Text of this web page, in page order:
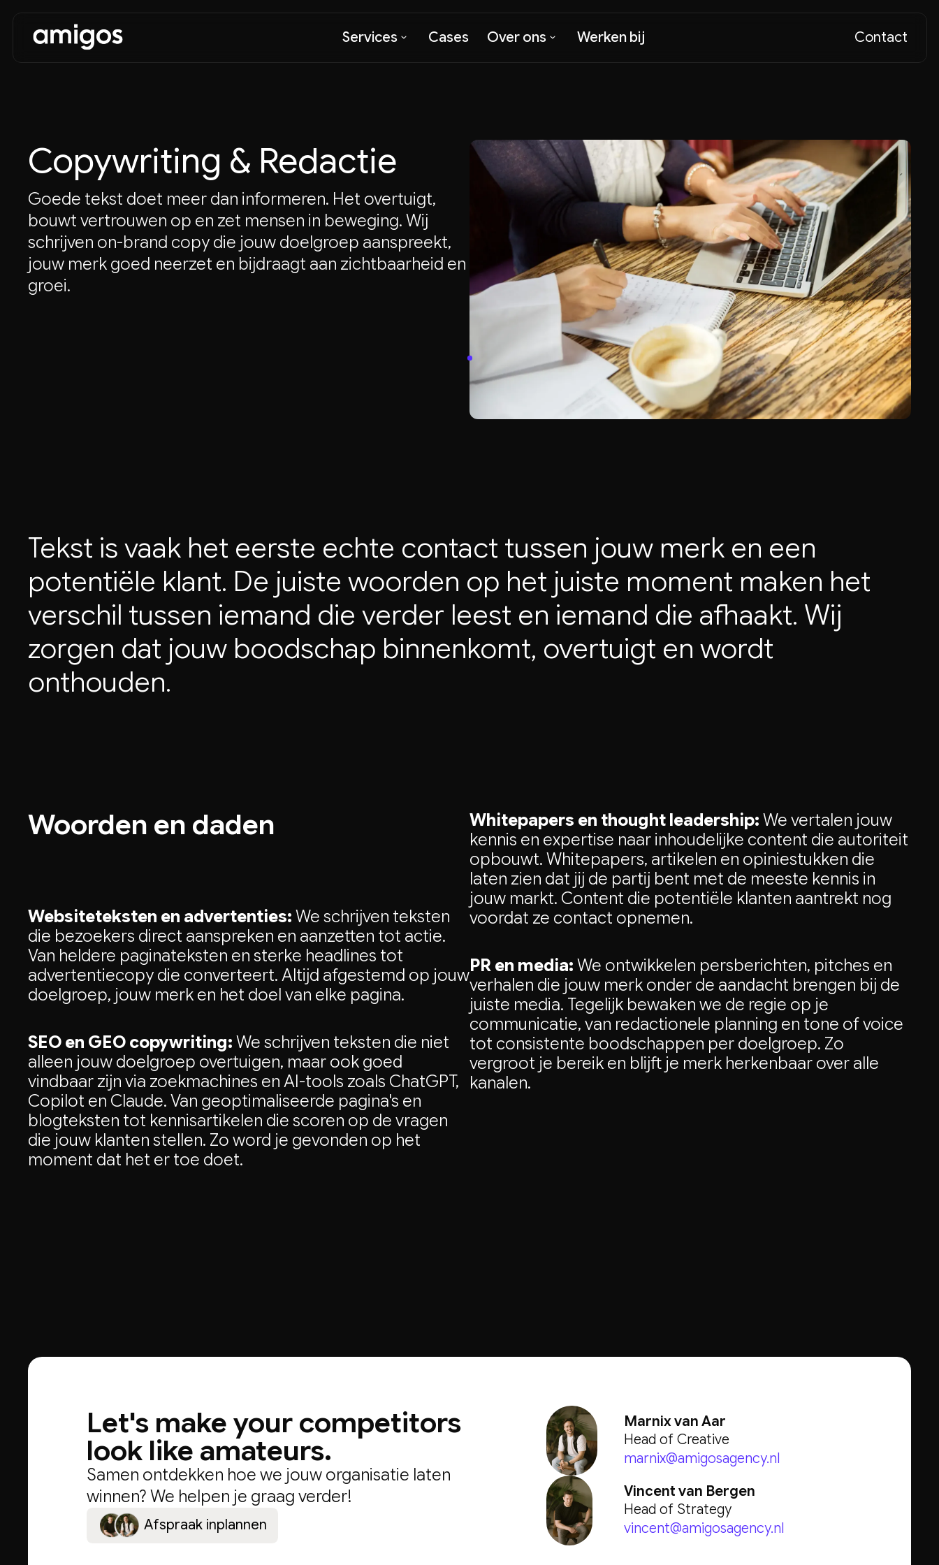
Services Cases Over ons Werken bij Contact
Copywriting & Redactie
Goede tekst doet meer dan informeren. Het overtuigt,
bouwt vertrouwen op en zet mensen in beweging. Wij
schrijven on-brand copy die jouw doelgroep aanspreekt,
jouw merk goed neerzet en bijdraagt aan zichtbaarheid en
groei.
Tekst is vaak het eerste echte contact tussen jouw merk en een
potentiële klant. De juiste woorden op het juiste moment maken het
verschil tussen iemand die verder leest en iemand die afhaakt. Wij
zorgen dat jouw boodschap binnenkomt, overtuigt en wordt
onthouden.
Woorden en daden
Websiteteksten en advertenties: We schrijven teksten
die bezoekers direct aanspreken en aanzetten tot actie.
Van heldere paginateksten en sterke headlines tot
advertentiecopy die converteert. Altijd afgestemd op jouw
doelgroep, jouw merk en het doel van elke pagina.
SEO en GEO copywriting: We schrijven teksten die niet
alleen jouw doelgroep overtuigen, maar ook goed
vindbaar zijn via zoekmachines en AI-tools zoals ChatGPT,
Copilot en Claude. Van geoptimaliseerde pagina's en
blogteksten tot kennisartikelen die scoren op de vragen
die jouw klanten stellen. Zo word je gevonden op het
moment dat het er toe doet.
Whitepapers en thought leadership: We vertalen jouw
kennis en expertise naar inhoudelijke content die autoriteit
opbouwt. Whitepapers, artikelen en opiniestukken die
laten zien dat jij de partij bent met de meeste kennis in
jouw markt. Content die potentiële klanten aantrekt nog
voordat ze contact opnemen.
PR en media: We ontwikkelen persberichten, pitches en
verhalen die jouw merk onder de aandacht brengen bij de
juiste media. Tegelijk bewaken we de regie op je
communicatie, van redactionele planning en tone of voice
tot consistente boodschappen per doelgroep. Zo
vergroot je bereik en blijft je merk herkenbaar over alle
kanalen.
Let's make your competitors
look like amateurs.
Samen ontdekken hoe we jouw organisatie laten
winnen? We helpen je graag verder!
Afspraak inplannen
Marnix van Aar
Head of Creative
marnix@amigosagency.nl
Vincent van Bergen
Head of Strategy
vincent@amigosagency.nl